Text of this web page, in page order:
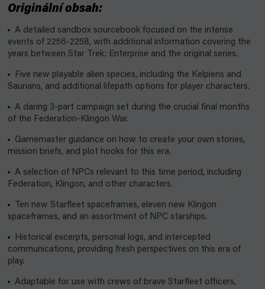
Originální obsah:
A detailed sandbox sourcebook focused on the intense
events of 2256-2258, with additional information covering the
years between Star Trek: Enterprise and the original series.
Five new playable alien species, including the Kelpiens and
Saurians, and additional lifepath options for player characters.
A daring 3-part campaign set during the crucial final months
of the Federation-Klingon War.
Gamemaster guidance on how to create your own stories,
mission briefs, and plot hooks for this era.
A selection of NPCs relevant to this time period, including
Federation, Klingon, and other characters.
Ten new Starfleet spaceframes, eleven new Klingon
spaceframes, and an assortment of NPC starships.
Historical excerpts, personal logs, and intercepted
communications, providing fresh perspectives on this era of
play.
Adaptable for use with crews of brave Starfleet officers,